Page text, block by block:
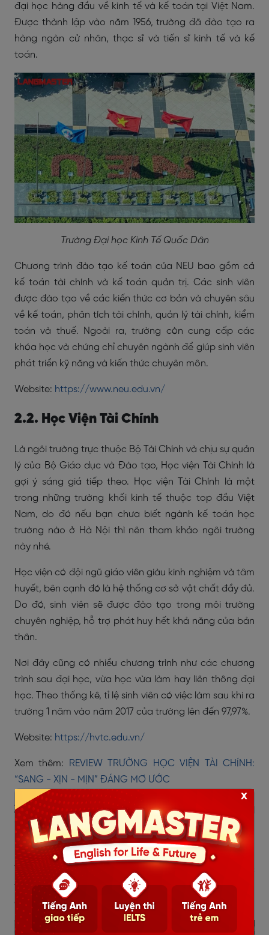
đại học hàng đầu về kinh tế và kế toán tại Việt Nam.
Được thành lập vào năm 1956, trường đã đào tạo ra
hàng ngàn cử nhân, thạc sĩ và tiến sĩ kinh tế và kế
toán.
Trường Đại học Kinh Tế Quốc Dân
Chương trình đào tạo kế toán của NEU bao gồm cả
kế toán tài chính và kế toán quản trị. Các sinh viên
được đào tạo về các kiến thức cơ bản và chuyên sâu
về kế toán, phân tích tài chính, quản lý tài chính, kiểm
toán và thuế. Ngoài ra, trường còn cung cấp các
khóa học và chứng chỉ chuyên ngành để giúp sinh viên
phát triển kỹ năng và kiến thức chuyên môn.
Website: https://www.neu.edu.vn/
2.2. Học Viện Tài Chính
Là ngôi trường trực thuộc Bộ Tài Chính và chịu sự quản
lý của Bộ Giáo dục và Đào tạo, Học viện Tài Chính là
gợi ý sáng giá tiếp theo. Học viện Tài Chính là một
trong những trường khối kinh tế thuộc top đầu Việt
Nam, do đó nếu bạn chưa biết ngành kế toán học
trường nào ở Hà Nội thì nên tham khảo ngôi trường
này nhé.
Học viện có đội ngũ giáo viên giàu kinh nghiệm và tâm
huyết, bên cạnh đó là hệ thống cơ sở vật chất đầy đủ.
Do đó, sinh viên sẽ được đào tạo trong môi trường
chuyên nghiệp, hỗ trợ phát huy hết khả năng của bản
thân.
Nơi đây cũng có nhiều chương trình như các chương
trình sau đại học, vừa học vừa làm hay liên thông đại
học. Theo thống kê, tỉ lệ sinh viên có việc làm sau khi ra
trường 1 năm vào năm 2017 của trường lên đến 97,97%.
Website: https://hvtc.edu.vn/
Xem thêm:
REVIEW TRƯỜNG HỌC VIỆN TÀI CHÍNH:
“SANG - XỊN - MỊN” ĐÁNG MƠ ƯỚC
2.3. Trường Đại học Ngoại thương
(FTU)
Là ngôi trường trực thuộc bộ Giáo dục và Đào tạo,
Trường Đại học Ngoại thương là một trong số ít các
trường Đại học đào tạo khối ngành Kế toán - Kiểm
được đánh giá cao ở Việt Nam.
x